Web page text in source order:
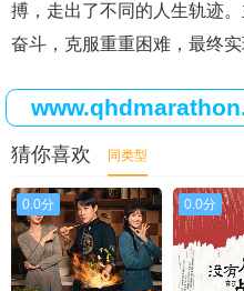
搏，走出了不同的人生轨迹
奋斗，克服重重困难，最终实
猜你喜欢 同类型
0.0分 0.0分